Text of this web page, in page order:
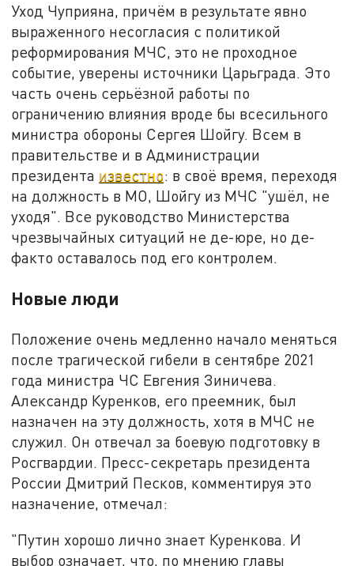
Уход Чуприяна, причём в результате явно
выраженного несогласия с политикой
реформирования МЧС, это не проходное
событие, уверены источники Царьграда. Это
часть очень серьёзной работы по
ограничению влияния вроде бы всесильного
министра обороны Сергея Шойгу. Всем в
правительстве и в Администрации
президента известно: в своё время, переходя
на должность в МО, Шойгу из МЧС "ушёл, не
уходя". Все руководство Министерства
чрезвычайных ситуаций не де-юре, но де-
факто оставалось под его контролем.
Новые люди
Положение очень медленно начало меняться
после трагической гибели в сентябре 2021
года министра ЧС Евгения Зиничева.
Александр Куренков, его преемник, был
назначен на эту должность, хотя в МЧС не
служил. Он отвечал за боевую подготовку в
Росгвардии. Пресс-секретарь президента
России Дмитрий Песков, комментируя это
назначение, отмечал:
"Путин хорошо лично знает Куренкова. И
выбор означает, что, по мнению главы